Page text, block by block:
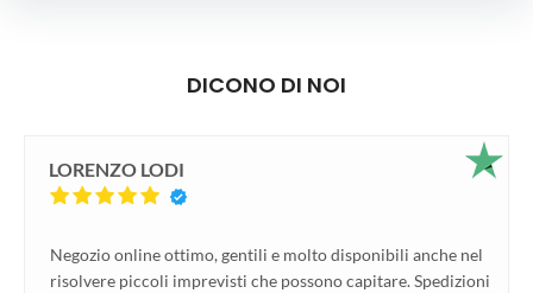
DICONO DI NOI
LORENZO LODI
Negozio online ottimo, gentili e molto disponibili anche nel
risolvere piccoli imprevisti che possono capitare. Spedizioni